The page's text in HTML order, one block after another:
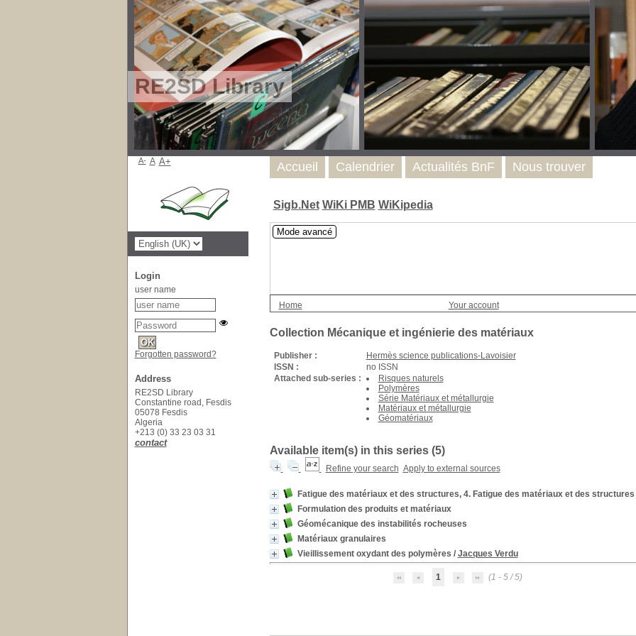
RE2SD Library
Sigb.Net WiKi PMB WiKipedia
Mode avancé
Home Your account
Collection Mécanique et ingénierie des matériaux
Publisher :
Hermès science publications-Lavoisier
ISSN :
no ISSN
Attached sub-series :
Risques naturels
Polymères
Série Matériaux et métallurgie
Matériaux et métallurgie
Géomatériaux
Available item(s) in this series (5)
Refine your search Apply to external sources
Fatigue des matériaux et des structures, 4. Fatigue des matériaux et des structures
Formulation des produits et matériaux
Géomécanique des instabilités rocheuses
Matériaux granulaires
Vieillissement oxydant des polymères / Jacques Verdu
1 (1 - 5 / 5)
Accueil Calendrier Actualités BnF Nous trouver
A- A A+
Login
user name
Forgotten password?
Address
RE2SD Library
Constantine road, Fesdis
05078 Fesdis
Algeria
+213 (0) 33 23 03 31
contact